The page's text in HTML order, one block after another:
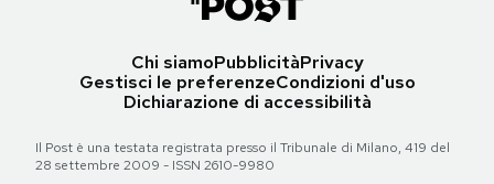
Chi siamoPubblicitàPrivacy
Gestisci le preferenzeCondizioni d'uso
Dichiarazione di accessibilità
Il Post è una testata registrata presso il Tribunale di Milano, 419 del
28 settembre 2009 - ISSN 2610-9980